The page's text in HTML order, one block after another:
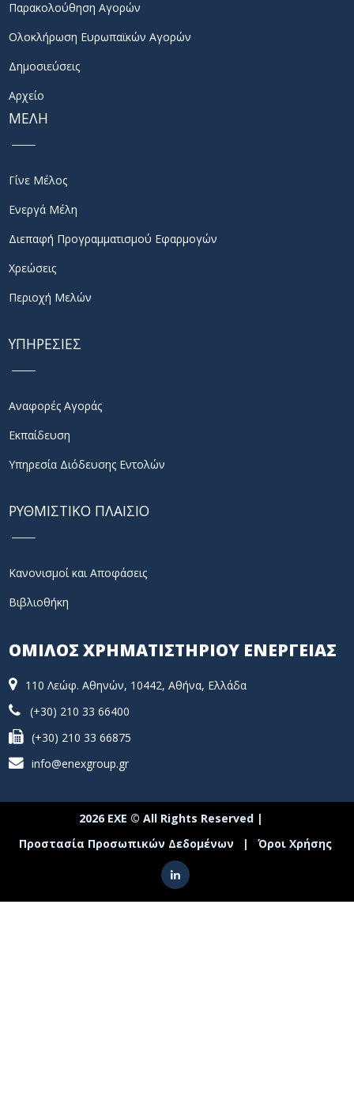
Παρακολούθηση Αγορών
Ολοκλήρωση Ευρωπαϊκών Αγορών
Δημοσιεύσεις
Αρχείο
ΜΕΛΗ
Γίνε Μέλος
Ενεργά Μέλη
Διεπαφή Προγραμματισμού Εφαρμογών
Χρεώσεις
Περιοχή Μελών
ΥΠΗΡΕΣΙΕΣ
Αναφορές Αγοράς
Εκπαίδευση
Υπηρεσία Διόδευσης Εντολών
ΡΥΘΜΙΣΤΙΚΟ ΠΛΑΙΣΙΟ
Κανονισμοί και Αποφάσεις
Βιβλιοθήκη
ΟΜΙΛΟΣ ΧΡΗΜΑΤΙΣΤΗΡΙΟΥ ΕΝΕΡΓΕΙΑΣ
110 Λεώφ. Αθηνών, 10442, Αθήνα, Ελλάδα
(+30) 210 33 66400
(+30) 210 33 66875
info@enexgroup.gr
2026 ΕΧΕ © All Rights Reserved |
Προστασία Προσωπικών Δεδομένων
| Όροι Χρήσης